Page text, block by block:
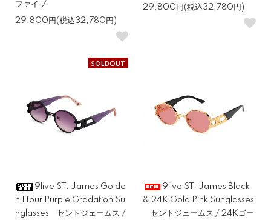
ファイブ
29,800円(税込32,780円)
29,800円(税込32,780円)
SOLDOUT
9five ST. James Golde
n Hour Purple Gradation Su
nglasses セントジェームス /
9five ST. James Black
& 24K Gold Pink Sunglasses
セントジェームス / 24Kゴー